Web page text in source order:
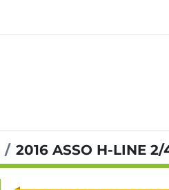
2016 ASSO H-LINE